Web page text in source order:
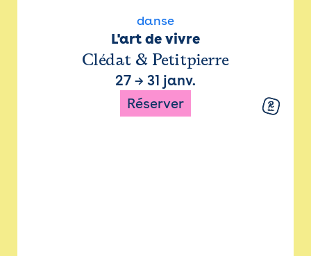
danse
L'art de vivre
Clédat & Petitpierre
27 → 31 janv.
Réserver